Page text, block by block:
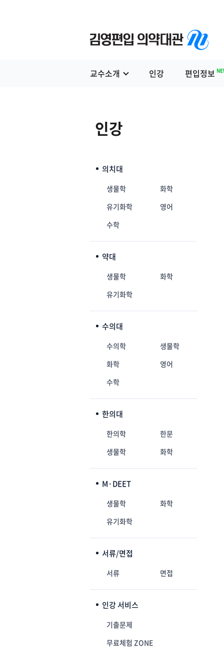
교수소개 인강 편입정보
인강
의치대
생물학
화학
유기화학
영어
수학
약대
생물학
화학
유기화학
수의대
수의학
생물학
화학
영어
수학
한의대
한의학
한문
생물학
화학
M·DEET
생물학
화학
유기화학
서류/면접
서류 면접
인강 서비스
기출문제
무료체험 ZONE